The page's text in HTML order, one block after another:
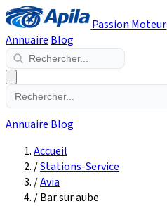
Passion Moteur
Annuaire Blog
Annuaire Blog
Accueil
/Stations-Service
/Avia
/Bar sur aube